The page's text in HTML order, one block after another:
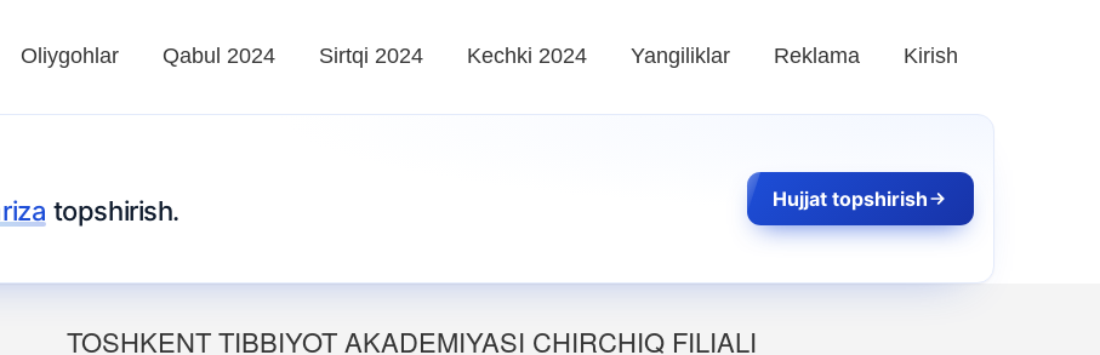
Oliygohlar Qabul 2024 Sirtqi 2024 Kechki 2024 Yangiliklar Reklama Kirish
topshirish. Hujjat topshirish
TOSHKENT TIBBIYOT AKADEMIYASI CHIRCHIQ FILIALI